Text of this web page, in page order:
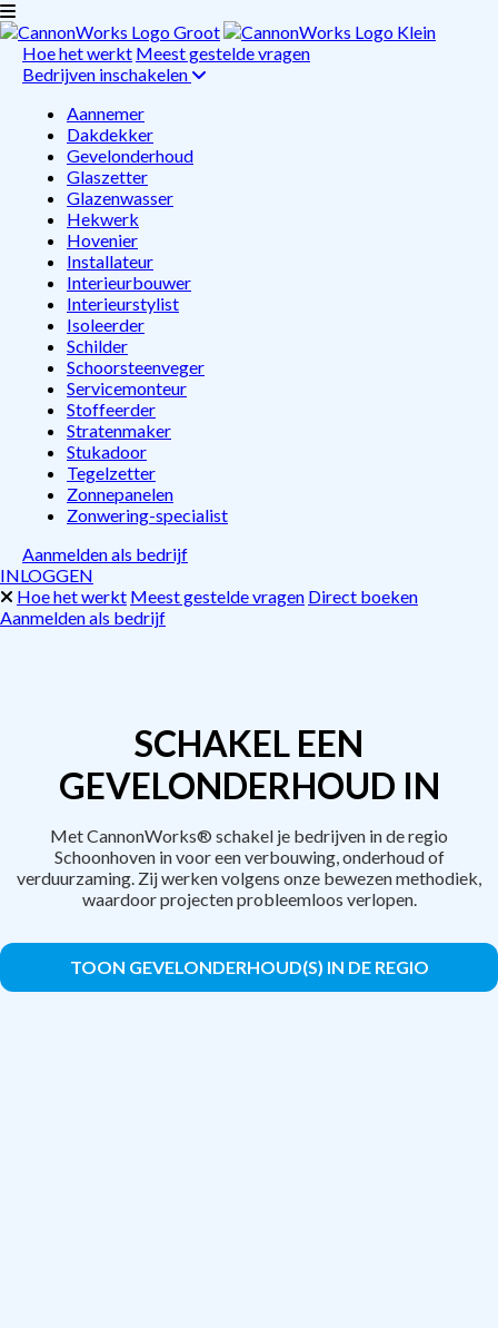
Hoe het werkt Meest gestelde vragen
Bedrijven inschakelen
Aannemer
Dakdekker
Gevelonderhoud
Glaszetter
Glazenwasser
Hekwerk
Hovenier
Installateur
Interieurbouwer
Interieurstylist
Isoleerder
Schilder
Schoorsteenveger
Servicemonteur
Stoffeerder
Stratenmaker
Stukadoor
Tegelzetter
Zonnepanelen
Zonwering-specialist
Aanmelden als bedrijf
INLOGGEN
Hoe het werkt Meest gestelde vragen Direct boeken
Aanmelden als bedrijf
SCHAKEL EEN
GEVELONDERHOUD IN
Met CannonWorks® schakel je bedrijven in de regio
Schoonhoven in voor een verbouwing, onderhoud of
verduurzaming. Zij werken volgens onze bewezen methodiek,
waardoor projecten probleemloos verlopen.
TOON GEVELONDERHOUD(S) IN DE REGIO